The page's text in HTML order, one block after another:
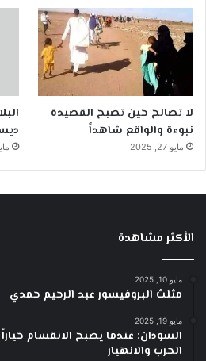
لا تصالح حين تصبح القصيدة
نبوءة والواقع شاهداً
مايو 27, 2025 مايو
الأكثر مشاهدة
مايو 10, 2025
مثلث البروفيسور عبد الرحيم حمدي
مايو 19, 2025
السودان: عندما يصبح الانقسام
الحرب والانهيار